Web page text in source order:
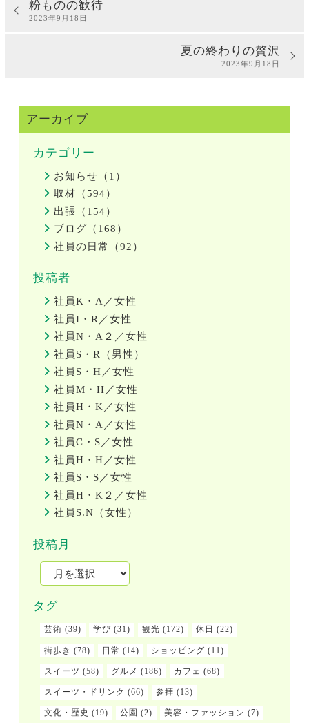
粉ものの歓待
2023年9月18日
夏の終わりの贅沢
2023年9月18日
アーカイブ
カテゴリー
お知らせ（1）
取材（594）
出張（154）
ブログ（168）
社員の日常（92）
投稿者
社員K・A／女性
社員I・R／女性
社員N・A２／女性
社員S・R（男性）
社員S・H／女性
社員M・H／女性
社員H・K／女性
社員N・A／女性
社員C・S／女性
社員H・H／女性
社員S・S／女性
社員H・K２／女性
社員S.N（女性）
投稿月
タグ
芸術 (39) 学び (31) 観光 (172) 休日 (22)
街歩き (78) 日常 (14) ショッピング (11)
スイーツ (58) グルメ (186) カフェ (68)
スイーツ・ドリンク (66) 参拝 (13)
文化・歴史 (19) 公園 (2) 美容・ファッション (7)